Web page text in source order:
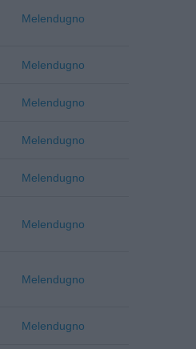
Melendugno
Melendugno
Melendugno
Melendugno
Melendugno
Melendugno
Melendugno
Melendugno